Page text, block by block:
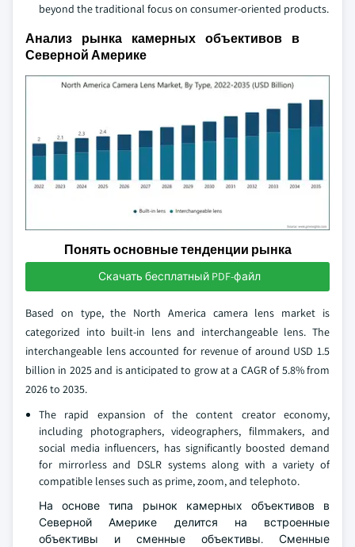
beyond the traditional focus on consumer-oriented products.
Анализ рынка камерных объективов в
Северной Америке
Понять основные тенденции рынка
Скачать бесплатный PDF-файл
Based on type, the North America camera lens market is
categorized into built-in lens and interchangeable lens. The
interchangeable lens accounted for revenue of around USD 1.5
billion in 2025 and is anticipated to grow at a CAGR of 5.8% from
2026 to 2035.
The rapid expansion of the content creator economy,
including photographers, videographers, filmmakers, and
social media influencers, has significantly boosted demand
for mirrorless and DSLR systems along with a variety of
compatible lenses such as prime, zoom, and telephoto.
На основе типа рынок камерных объективов в
Северной Америке делится на встроенные
объективы и сменные объективы. Сменные